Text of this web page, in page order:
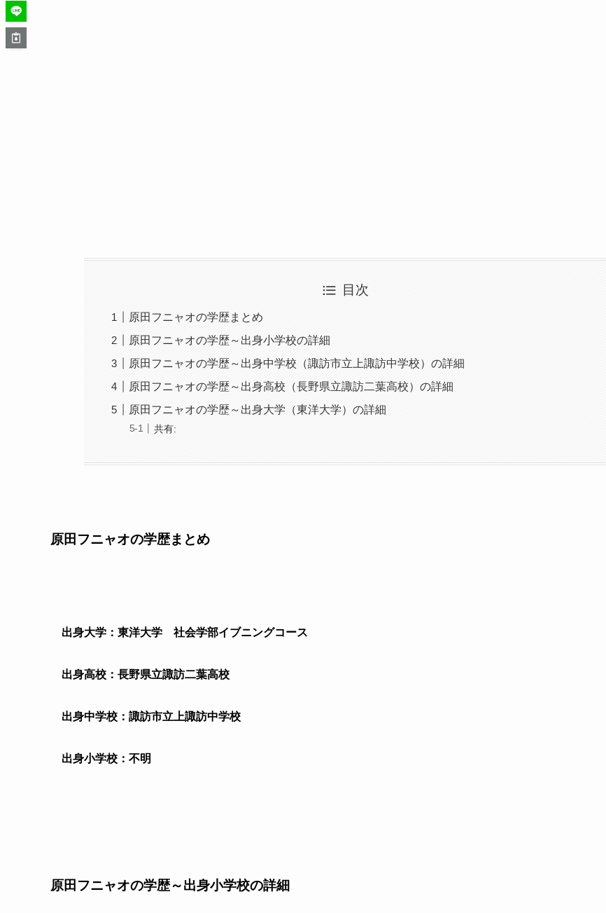
目次
原田フニャオの学歴まとめ
原田フニャオの学歴～出身小学校の詳細
原田フニャオの学歴～出身中学校（諏訪市立上諏訪中学校）の詳細
原田フニャオの学歴～出身高校（長野県立諏訪二葉高校）の詳細
原田フニャオの学歴～出身大学（東洋大学）の詳細
共有:
原田フニャオの学歴まとめ
出身大学：東洋大学 社会学部イブニングコース
出身高校：長野県立諏訪二葉高校
出身中学校：諏訪市立上諏訪中学校
出身小学校：不明
原田フニャオの学歴～出身小学校の詳細